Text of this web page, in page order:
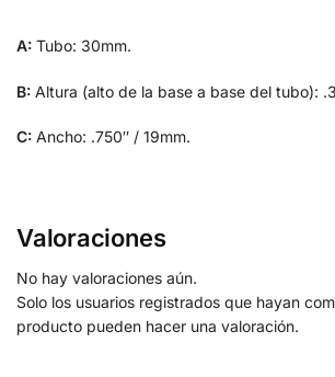
A: Tubo: 30mm.
B: Altura (alto de la base a base del tubo):
C: Ancho: .750″ / 19mm.
Valoraciones
No hay valoraciones aún.
Solo los usuarios registrados que hayan
producto pueden hacer una valoración.